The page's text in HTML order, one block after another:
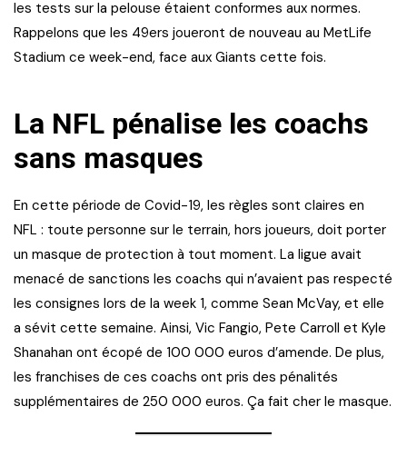
les tests sur la pelouse étaient conformes aux normes.
Rappelons que les 49ers joueront de nouveau au MetLife
Stadium ce week-end, face aux Giants cette fois.
La NFL pénalise les coachs
sans masques
En cette période de Covid-19, les règles sont claires en
NFL : toute personne sur le terrain, hors joueurs, doit porter
un masque de protection à tout moment. La ligue avait
menacé de sanctions les coachs qui n’avaient pas respecté
les consignes lors de la week 1, comme Sean McVay, et elle
a sévit cette semaine. Ainsi, Vic Fangio, Pete Carroll et Kyle
Shanahan ont écopé de 100 000 euros d’amende. De plus,
les franchises de ces coachs ont pris des pénalités
supplémentaires de 250 000 euros. Ça fait cher le masque.